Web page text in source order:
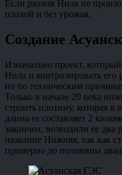
Если разлив Нила не
плохой и без урожая.
Создание
Изначально проект,
Нила и контролировать его
но по техническим
Только в начале 20 века
строить плотину, которая в
длина ее составляет 2
закончен, возводили ее два
название Нижняя, так как
примерно до половины